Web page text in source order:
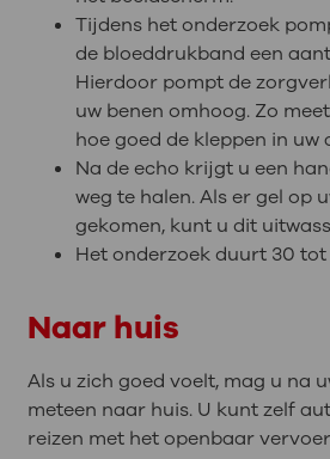
Tijdens het onderzoek
de bloeddrukband een
Hierdoor pompt de
uw benen omhoog. Zo
hoe goed de kleppen in uw
Na de echo krijgt u een
weg te halen. Als er gel op
gekomen, kunt u dit
Het onderzoek duurt 30
Naar huis
Als u zich goed voelt, mag u na
meteen naar huis. U kunt zelf
reizen met het openbaar